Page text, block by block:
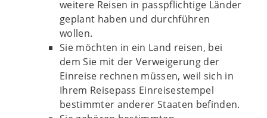
weitere Reisen in passpflichtige Länder
geplant haben und durchführen
wollen.
Sie möchten in ein Land reisen, bei
dem Sie mit der Verweigerung der
Einreise rechnen müssen, weil sich in
Ihrem Reisepass Einreisestempel
bestimmter anderer Staaten befinden.